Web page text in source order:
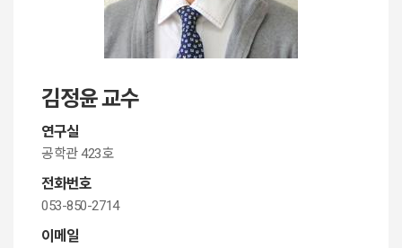
김정윤 교수
연구실
공학관 423호
전화번호
053-850-2714
이메일